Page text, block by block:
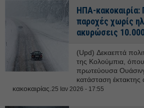
ΗΠΑ-
παροχές χωρίς
ακυρώσεις
(Upd) Δεκαεπτά
της Κολούμπια, όπου
πρωτεύουσα
κατάσταση
κακοκαιρίας. 25 Ιαν 2026 - 17:55